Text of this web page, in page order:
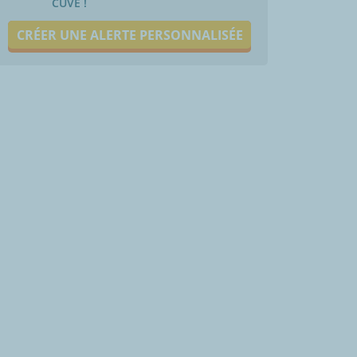
CRÉER UNE ALERTE PERSONNALISÉE